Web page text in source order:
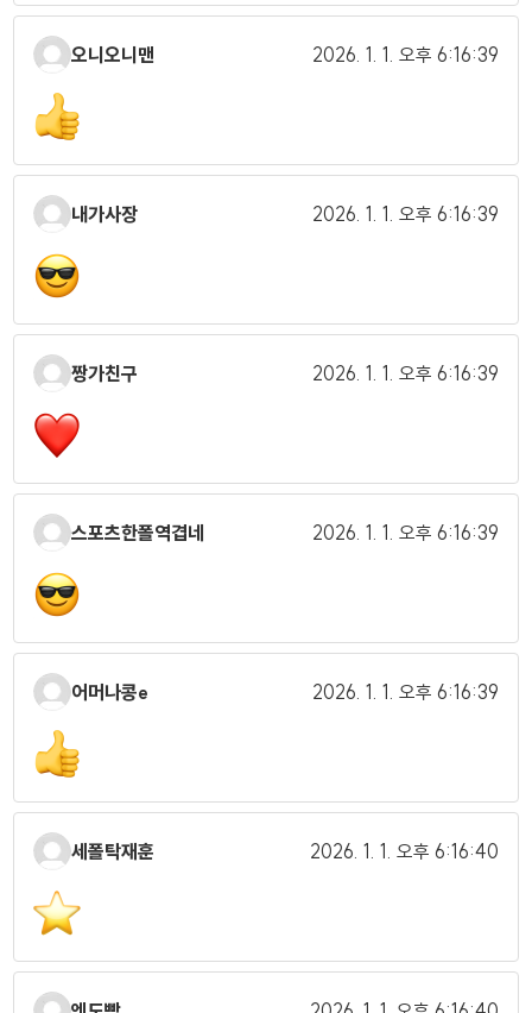
오니오니맨 2026. 1. 1. 오후 6:16:39
내가사장 2026. 1. 1. 오후 6:16:39
짱가친구 2026. 1. 1. 오후 6:16:39
스포츠한폴역겹네 2026. 1. 1. 오후 6:16:39
어머나콩e 2026. 1. 1. 오후 6:16:39
세폴탁재훈 2026. 1. 1. 오후 6:16:40